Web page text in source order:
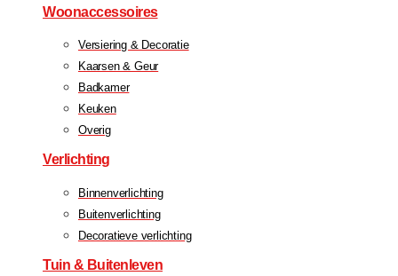
Woonaccessoires
Versiering & Decoratie
Kaarsen & Geur
Badkamer
Keuken
Overig
Verlichting
Binnenverlichting
Buitenverlichting
Decoratieve verlichting
Tuin & Buitenleven